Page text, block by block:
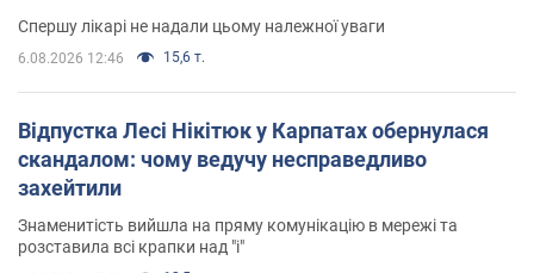
Спершу лікарі не надали цьому належної уваги
6.08.2026 12:46 15,6 т.
Відпустка Лесі Нікітюк у Карпатах обернулася
скандалом: чому ведучу несправедливо
захейтили
Знаменитість вийшла на пряму комунікацію в мережі та
розставила всі крапки над "і"